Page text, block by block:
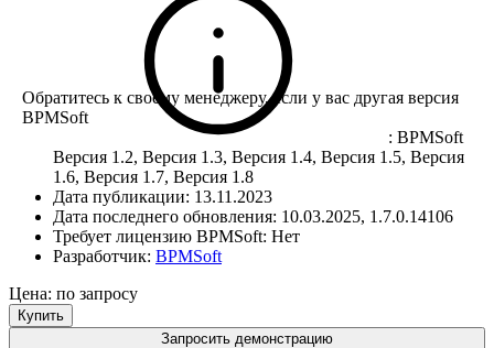
Обратитесь к своему менеджеру, если у вас другая версия
BPMSoft
: BPMSoft
Версия 1.2, Версия 1.3, Версия 1.4, Версия 1.5, Версия
1.6, Версия 1.7, Версия 1.8
Дата публикации: 13.11.2023
Дата последнего обновления: 10.03.2025, 1.7.0.14106
Требует лицензию BPMSoft: Нет
Разработчик: BPMSoft
Цена: по запросу
Купить
Запросить демонстрацию